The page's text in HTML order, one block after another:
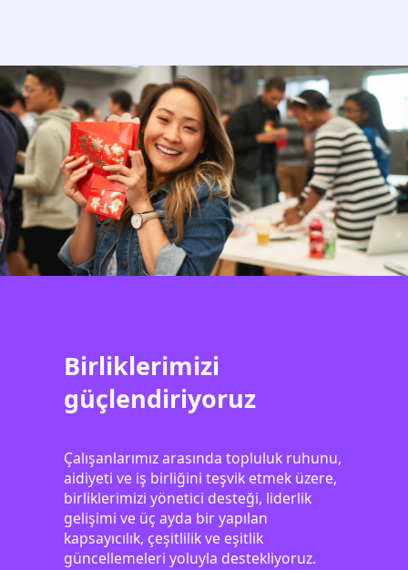
Birliklerimizi
güçlendiriyoruz
Çalışanlarımız arasında topluluk ruhunu,
aidiyeti ve iş birliğini teşvik etmek üzere,
birliklerimizi yönetici desteği, liderlik
gelişimi ve üç ayda bir yapılan
kapsayıcılık, çeşitlilik ve eşitlik
güncellemeleri yoluyla destekliyoruz.